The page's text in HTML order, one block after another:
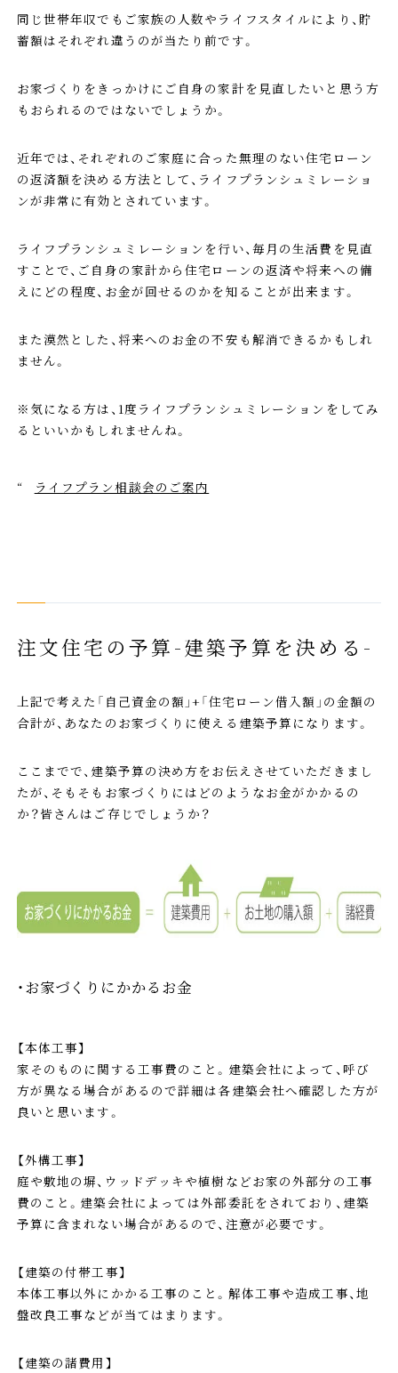
同じ世帯年収でもご家族の人数やライフスタイルにより、貯
蓄額はそれぞれ違うのが当たり前です。
お家づくりをきっかけにご自身の家計を見直したいと思う方
もおられるのではないでしょうか。
近年では、それぞれのご家庭に合った無理のない住宅ローン
の返済額を決める方法として、ライフプランシュミレーショ
ンが非常に有効とされています。
ライフプランシュミレーションを行い、毎月の生活費を見直
すことで、ご自身の家計から住宅ローンの返済や将来への備
えにどの程度、お金が回せるのかを知ることが出来ます。
また漠然とした、将来へのお金の不安も解消できるかもしれ
ません。
※気になる方は、1度ライフプランシュミレーションをしてみ
るといいかもしれませんね。
ライフプラン相談会のご案内
注文住宅の予算-建築予算を決める-
上記で考えた「自己資金の額」+「住宅ローン借入額」の金額の
合計が、あなたのお家づくりに使える建築予算になります。
ここまでで、建築予算の決め方をお伝えさせていただきまし
たが、そもそもお家づくりにはどのようなお金がかかるの
か？皆さんはご存じでしょうか？
・お家づくりにかかるお金
【本体工事】
家そのものに関する工事費のこと。建築会社によって、呼び
方が異なる場合があるので詳細は各建築会社へ確認した方が
良いと思います。
【外構工事】
庭や敷地の塀、ウッドデッキや植樹などお家の外部分の工事
費のこと。建築会社によっては外部委託をされており、建築
予算に含まれない場合があるので、注意が必要です。
【建築の付帯工事】
本体工事以外にかかる工事のこと。解体工事や造成工事、地
盤改良工事などが当てはまります。
【建築の諸費用】